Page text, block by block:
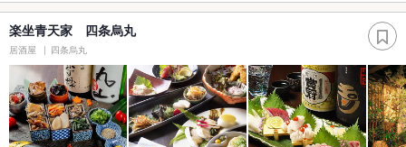
楽坐青天家 四条烏丸
居酒屋 四条烏丸